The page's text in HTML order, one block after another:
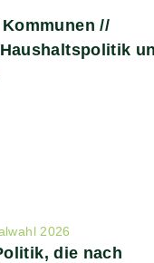
//
2026
die nach